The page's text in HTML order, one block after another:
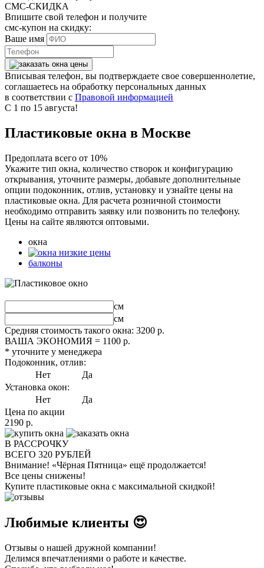
СМС-СКИДКА
Впишите свой телефон и получите
смс-купон на скидку:
Ваше имя
Вписывая телефон, вы подтверждаете свое совершеннолетие,
соглашаетесь на обработку персональных данных
в соответствии с Правовой информацией
С 1 по 15 августа!
Пластиковые окна в Москве
Предоплата всего от 10%
Укажите тип окна, количество створок и конфигурацию
открывания, уточните размеры, добавьте дополнительные
опции подоконник, отлив, установку и узнайте цены на
пластиковые окна. Для расчета розничной стоимости
необходимо отправить заявку или позвонить по телефону.
Цены на сайте являются оптовыми.
окна
балконы
см
см
Средняя стоимость такого окна: 3200 р.
ВАША ЭКОНОМИЯ = 1100 р.
* уточните у менеджера
Подоконник, отлив:
Нет
Да
Установка окон:
Нет
Да
Цена по акции
2190 р.
В РАССРОЧКУ
ВСЕГО 320 РУБЛЕЙ
Внимание! «Чёрная Пятница» ещё продолжается!
Все цены снижены!
Купите пластиковые окна с максимальной скидкой!
Любимые клиенты 😍
Отзывы о нашей дружной компании!
Делимся впечатлениями о работе и качестве.